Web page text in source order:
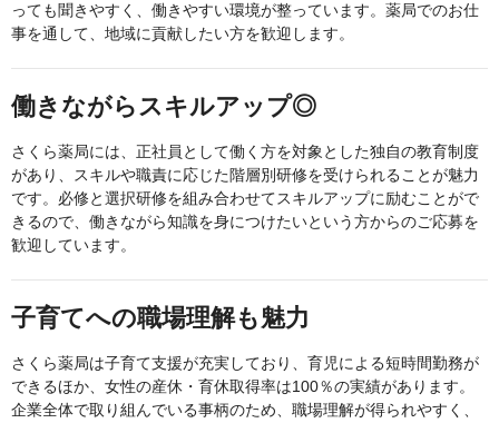
っても聞きやすく、働きやすい環境が整っています。薬局でのお仕
事を通して、地域に貢献したい方を歓迎します。
働きながらスキルアップ◎
さくら薬局には、正社員として働く方を対象とした独自の教育制度
があり、スキルや職責に応じた階層別研修を受けられることが魅力
です。必修と選択研修を組み合わせてスキルアップに励むことがで
きるので、働きながら知識を身につけたいという方からのご応募を
歓迎しています。
子育てへの職場理解も魅力
さくら薬局は子育て支援が充実しており、育児による短時間勤務が
できるほか、女性の産休・育休取得率は100％の実績があります。
企業全体で取り組んでいる事柄のため、職場理解が得られやすく、